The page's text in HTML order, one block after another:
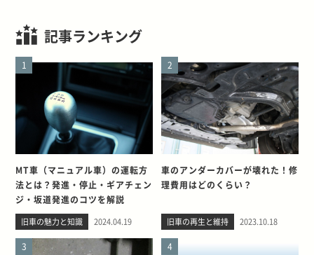
記事ランキング
1
MT車（マニュアル車）の運転方
法とは？発進・停止・ギアチェン
ジ・坂道発進のコツを解説
旧車の魅力と知識 2024.04.19
2
車のアンダーカバーが壊れた！修
理費用はどのくらい？
旧車の再生と維持 2023.10.18
3 4